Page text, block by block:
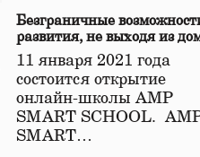
Безграничные
развития, не выходя из
11 января 2021 года
состоится открытие
онлайн-школы АМР
SMART SCHOOL.
SMART…